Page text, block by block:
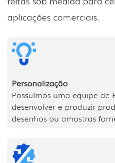
aplicações comerciais.
Personalização
Possuímos uma equipe de
desenvolver e produzir
desenhos ou amostras